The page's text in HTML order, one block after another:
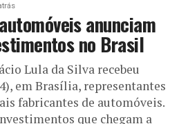
anunciam
no Brasil
Lula da Silva recebeu
em Brasília, representantes
fabricantes de automóveis.
que chegam a